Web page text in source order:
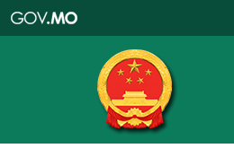
RAE
de
Macau